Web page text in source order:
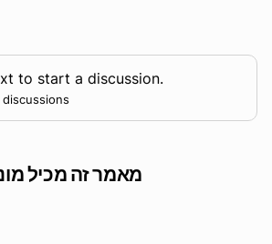
to start a discussion.
discussions
מאמר זה מכיל